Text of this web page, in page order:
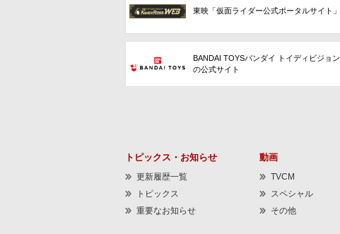
東映「仮面ライダー公式ポータルサイト」
BANDAI TOYSバンダイ トイディビジョン
の公式サイト
トピックス・お知らせ
更新履歴一覧
トピックス
重要なお知らせ
動画
TVCM
スペシャル
その他